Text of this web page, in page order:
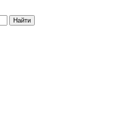
Найти